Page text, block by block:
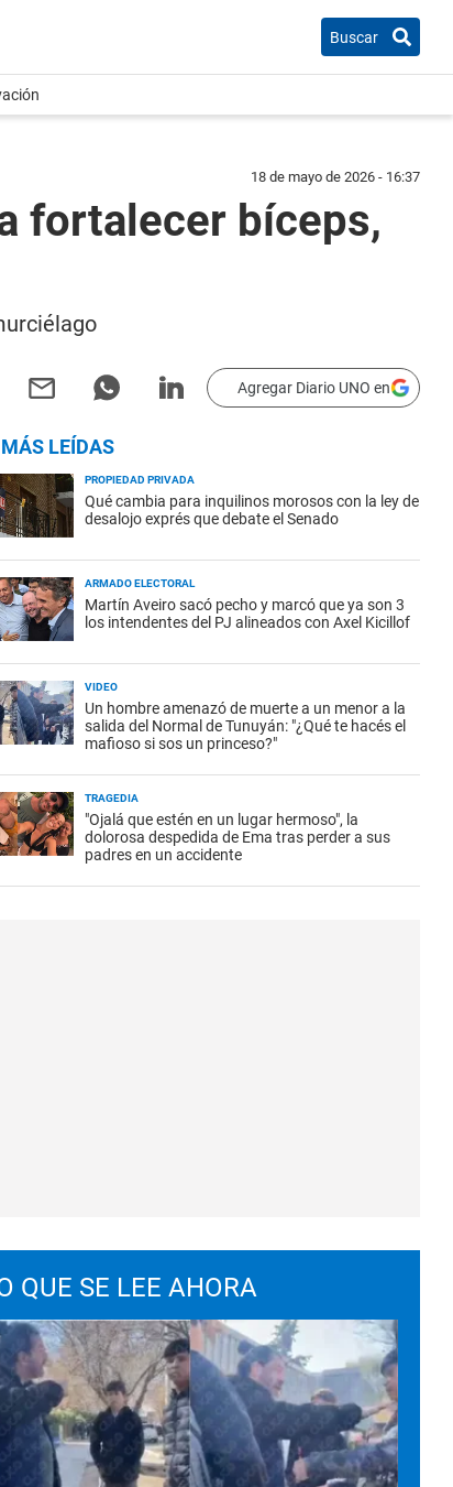
Buscar
18 de mayo de 2026 - 16:37
fortalecer bíceps,
Agregar Diario UNO en
LEÍDAS
PROPIEDAD PRIVADA
Qué cambia para inquilinos morosos con la ley de
desalojo exprés que debate el Senado
ARMADO ELECTORAL
Martín Aveiro sacó pecho y marcó que ya son 3
los intendentes del PJ alineados con Axel Kicillof
VIDEO
Un hombre amenazó de muerte a un menor a la
salida del Normal de Tunuyán: "¿Qué te hacés el
mafioso si sos un princeso?"
TRAGEDIA
"Ojalá que estén en un lugar hermoso", la
dolorosa despedida de Ema tras perder a sus
padres en un accidente
QUE SE LEE AHORA